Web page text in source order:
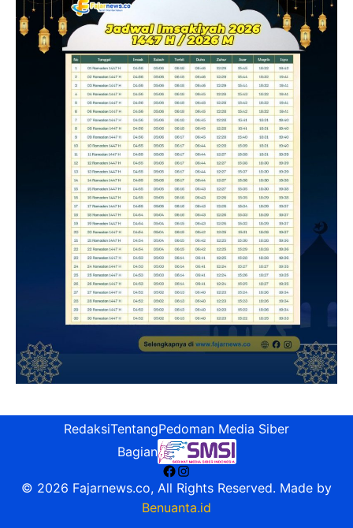
RedaksiTentangPedoman Media Siber
Bagian
Facebook
Instagram
© 2026 Fajarnews.co, All Rights Reserved. Made by
Benuanta.id